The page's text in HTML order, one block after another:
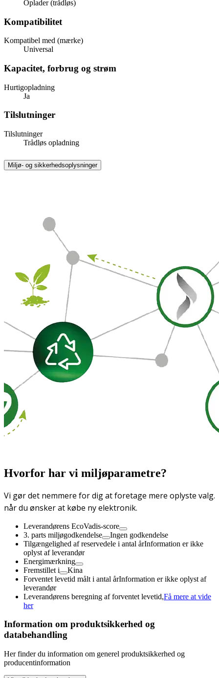
Oplader (trådløs)
Kompatibilitet
Kompatibel med (mærke)
Universal
Kapacitet, forbrug og strøm
Hurtigopladning
Ja
Tilslutninger
Tilslutninger
Trådløs opladning
Miljø- og sikkerhedsoplysninger
Hvorfor har vi miljøparametre?
Vi gør det nemmere for dig at foretage mere oplyste valg.
når du ønsker at købe ny elektronik.
Leverandørens EcoVadis-score
3. parts miljøgodkendelse
Ingen godkendelse
Tilgængelighed af reservedele i antal årInformation er ikke
oplyst af leverandør
Energimærkning
Fremstillet i
Kina
Forventet levetid målt i antal årInformation er ikke oplyst af
leverandør
Leverandørens beregning af forventet levetid,Få mere at vide
her
Information om produktsikkerhed og
databehandling
Her finder du information om generel produktsikkerhed og
producentinformation